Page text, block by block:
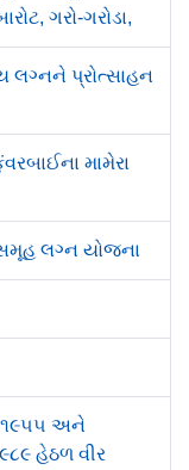
ગરો-ગરોડા,
લગ્નને પ્રોત્સાહન
મામેરા
લગ્ન યોજના
૧૯૫૫ અને
હેઠળ વીર